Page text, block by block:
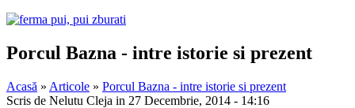
Porcul Bazna - intre istorie si prezent
Acasă » Articole » Porcul Bazna - intre istorie si prezent
Scris de Nelutu Cleja in 27 Decembrie, 2014 - 14:16